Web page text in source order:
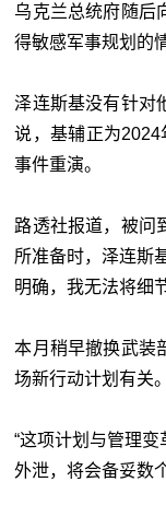
乌克兰总统府随后
得敏感军事规划的
泽连斯基没有针对
说，基辅正为2024
事件重演。
路透社报道，被问
所准备时，泽连斯
明确，我无法将细
本月稍早撤换武装
场新行动计划有关。
“这项计划与管理
外泄，将会备妥数